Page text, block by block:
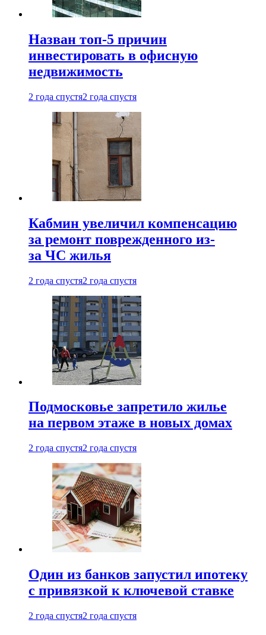
Назван топ-5 причин
инвестировать в офисную
недвижимость
2 года спустя2 года спустя
Кабмин увеличил компенсацию
за ремонт поврежденного из-
за ЧС жилья
2 года спустя2 года спустя
Подмосковье запретило жилье
на первом этаже в новых домах
2 года спустя2 года спустя
Один из банков запустил ипотеку
с привязкой к ключевой ставке
2 года спустя2 года спустя